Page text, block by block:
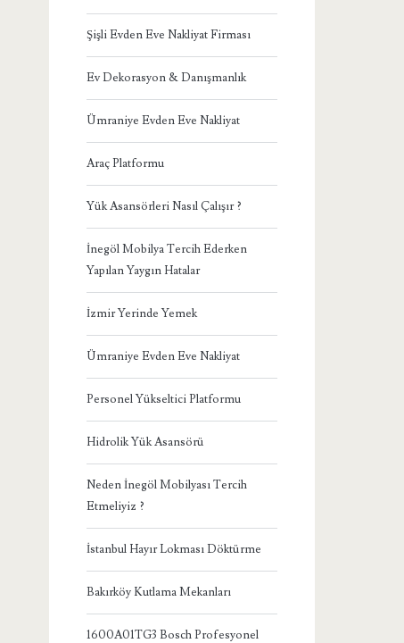
Şişli Evden Eve Nakliyat Firması
Ev Dekorasyon & Danışmanlık
Ümraniye Evden Eve Nakliyat
Araç Platformu
Yük Asansörleri Nasıl Çalışır ?
İnegöl Mobilya Tercih Ederken
Yapılan Yaygın Hatalar
İzmir Yerinde Yemek
Ümraniye Evden Eve Nakliyat
Personel Yükseltici Platformu
Hidrolik Yük Asansörü
Neden İnegöl Mobilyası Tercih
Etmeliyiz ?
İstanbul Hayır Lokması Döktürme
Bakırköy Kutlama Mekanları
1600A01TG3 Bosch Profesyonel